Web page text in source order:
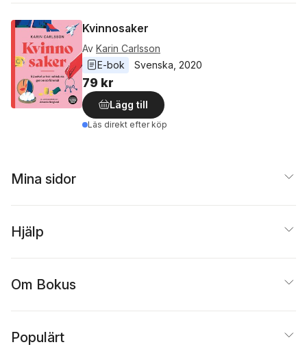
Kvinnosaker
Av Karin Carlsson
E-bok
Svenska 2020
79 kr
Lägg till
Läs direkt efter köp
Mina sidor
Hjälp
Om Bokus
Populärt